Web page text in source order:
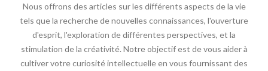
Nous offrons des articles sur les différents aspects de la vie
tels que la recherche de nouvelles connaissances, l'ouverture
d'esprit, l'exploration de différentes perspectives, et la
stimulation de la créativité. Notre objectif est de vous aider à
cultiver votre curiosité intellectuelle en vous fournissant des